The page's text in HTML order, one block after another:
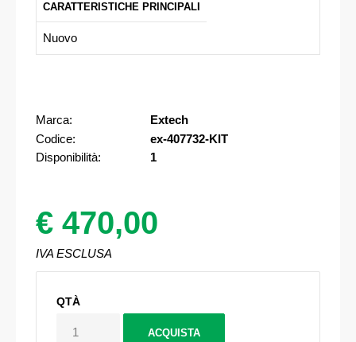
CARATTERISTICHE PRINCIPALI
Nuovo
Marca:
Extech
Codice:
ex-407732-KIT
Disponibilità:
1
€ 470,00
IVA ESCLUSA
QTÀ